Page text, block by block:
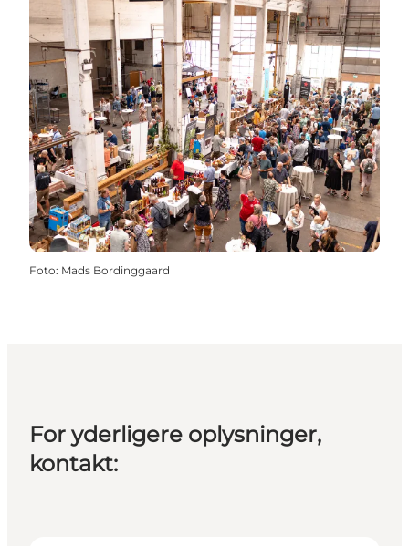
Foto: Mads Bordinggaard
For yderligere oplysninger,
kontakt: